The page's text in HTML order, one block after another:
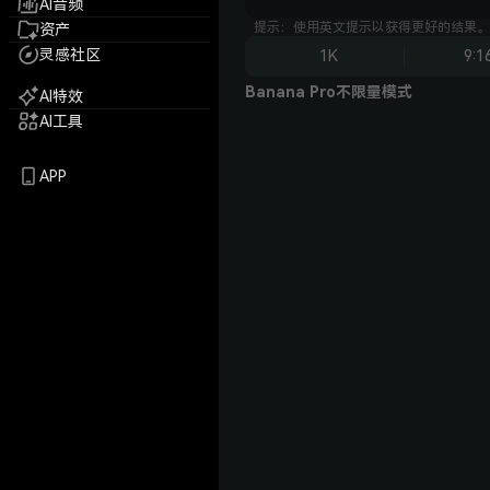
AI音频
资产
灵感社区
AI特效
AI工具
APP
提示：使用英文提示以获得更好的结果。
1K
Banana Pro不限量模式